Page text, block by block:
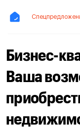
Бизнес-
Ваша